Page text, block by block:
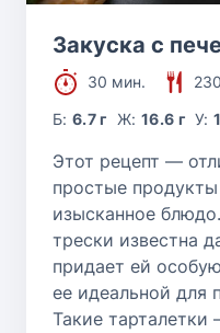
Закуска с
30 мин.
Б:6.7 г Ж: 16.6 г У:
Этот рецепт —
простые
изысканное
трески известна
придает ей
ее идеальной для
Такие тарталетки